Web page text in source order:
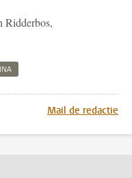
Ridderbos,
Mail de redactie